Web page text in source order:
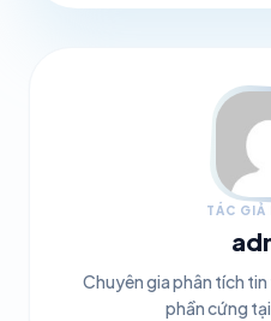
TÁC GIẢ
Chuyên gia phân tích
phần cứng